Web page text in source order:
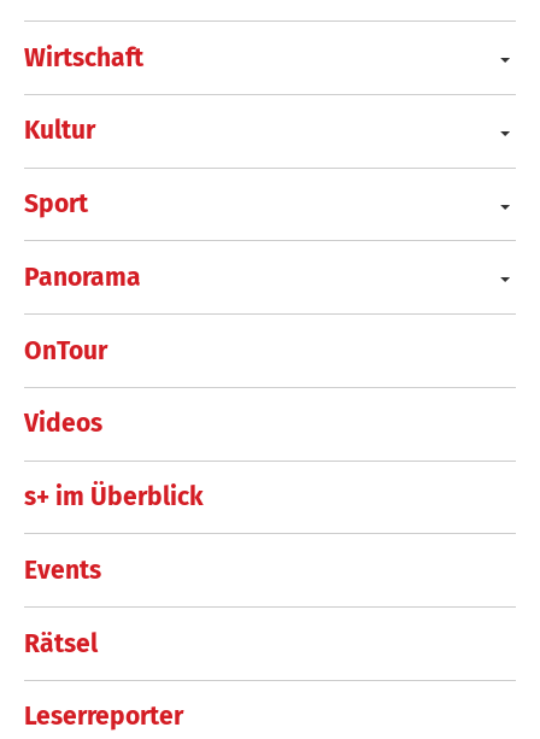
Wirtschaft
Kultur
Sport
Panorama
OnTour
Videos
s+ im Überblick
Events
Rätsel
Leserreporter